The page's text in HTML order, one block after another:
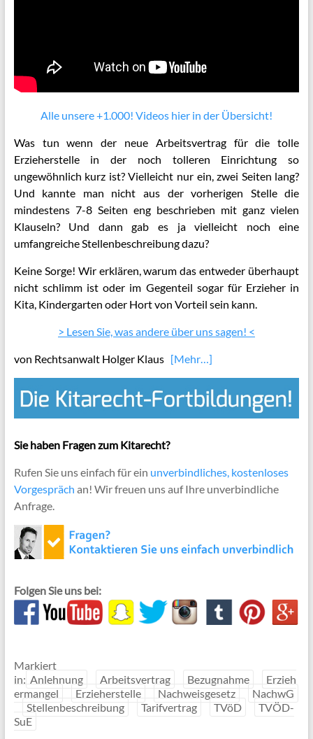
Alle unsere +1.000! Videos hier in der Übersicht!
Was tun wenn der neue Arbeitsvertrag für die tolle
Erzieherstelle in der noch tolleren Einrichtung so
ungewöhnlich kurz ist? Vielleicht nur ein, zwei Seiten lang?
Und kannte man nicht aus der vorherigen Stelle die
mindestens 7-8 Seiten eng beschrieben mit ganz vielen
Klauseln? Und dann gab es ja vielleicht noch eine
umfangreiche Stellenbeschreibung dazu?
Keine Sorge! Wir erklären, warum das entweder überhaupt
nicht schlimm ist oder im Gegenteil sogar für Erzieher in
Kita, Kindergarten oder Hort von Vorteil sein kann.
> Lesen Sie, was andere über uns sagen! <
von Rechtsanwalt Holger Klaus [Mehr…]
Sie haben Fragen zum Kitarecht?
Rufen Sie uns einfach für ein unverbindliches, kostenloses
Vorgespräch an! Wir freuen uns auf Ihre unverbindliche
Anfrage.
Folgen Sie uns bei:
Markiert
in: Anlehnung Arbeitsvertrag Bezugnahme
Erzieh
ermangel
Erzieherstelle Nachweisgesetz
NachwG
Stellenbeschreibung
Tarifvertrag TVöD
TVÖD-
SuE